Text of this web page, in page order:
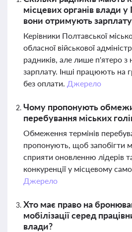
місцевих органів влади у
вони отримують
Керівники Полтавської
обласної військової
радників, але лише п'ятеро
зарплату. Інші працюють на
без оплати. Джерело
Чому пропонують
перебування міських
Обмеження термінів
пропонують, щоб запобігти
сприяти оновленню лідерів
конкуренції у місцевому
Джерело
Хто має право на
мобілізації серед
влади?